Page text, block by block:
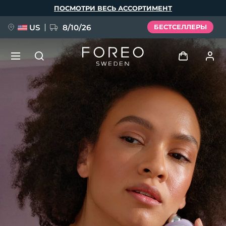
ПОСМОТРИ ВЕСЬ АССОРТИМЕНТ
US 8/10/26 БЕСТСЕЛЛЕРЫ
Профиль пользователя
Мои приборы
Мои заказы
Мои адреса
Мои подписки
НОВИНКА
FAQ™ Pure Beauty-Tech Elixir
BREAKING NEWS
issa™ Teeth Whitening Set
Язык
English Deutsch
Español
Français
Italiano
Português
Polski
Svenska
Русский
Türkçe
简体中文 繁體中文